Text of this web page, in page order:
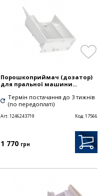
Порошкоприймач (дозатор)
для пральної машини...
Термін постачання до 3 тижнів
(по передоплаті)
Art:1246243719 Код:17566
1 770 грн